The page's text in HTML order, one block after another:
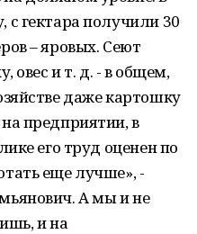
гектара получили 30
– яровых. Сеют
овес и т. д. - в общем,
даже картошку
предприятии, в
его труд оценен по
еще лучше», -
А мы и не
и на